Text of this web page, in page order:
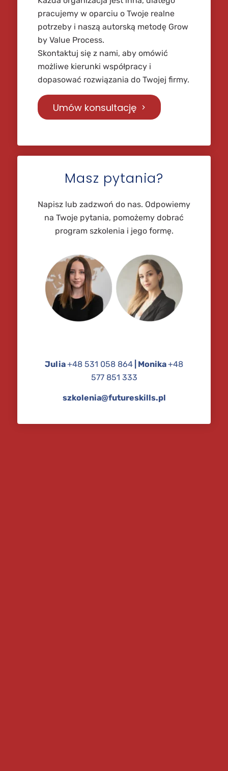
pracujemy w oparciu o Twoje realne
potrzeby i naszą autorską metodę Grow
by Value Process.
Skontaktuj się z nami, aby omówić
możliwe kierunki współpracy i
dopasować rozwiązania do Twojej firmy.
Umów konsultację
Masz pytania?
Napisz lub zadzwoń do nas. Odpowiemy
na Twoje pytania, pomożemy dobrać
program szkolenia i jego formę.
Julia+48 531 058 864 Monika+48
577 851 333
szkolenia@futureskills.pl